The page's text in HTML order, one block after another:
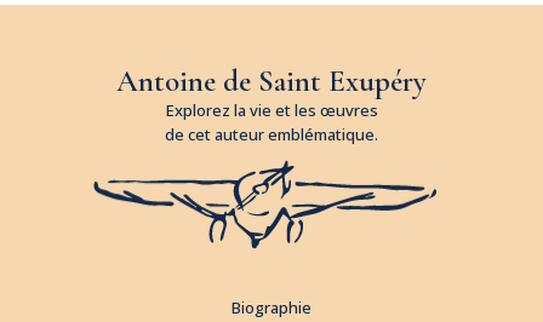
Antoine de Saint Exupéry
Explorez la vie et les œuvres
de cet auteur emblématique.
Biographie